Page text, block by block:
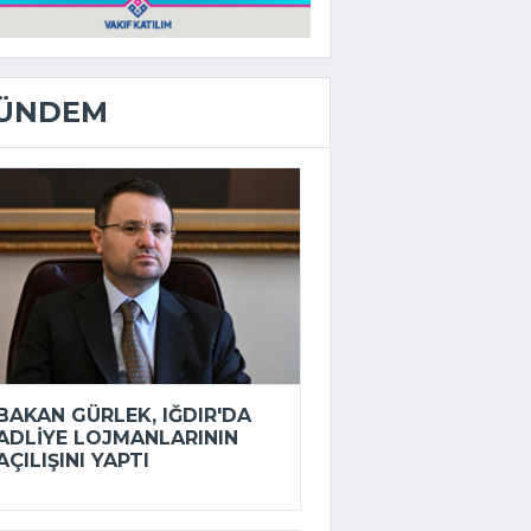
GÜRLEK, IĞDIR'DA
LOJMANLARININ
YAPTI